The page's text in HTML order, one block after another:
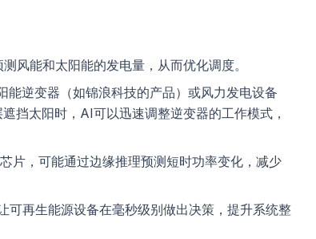
风能和太阳能的发电量，从而优化调度。
能逆变器（如锦浪科技的产品）或风力发电设备
挡太阳时，AI可以迅速调整逆变器的工作模式，
片，可能通过边缘推理预测短时功率变化，减少
可再生能源设备在毫秒级别做出决策，提升系统整